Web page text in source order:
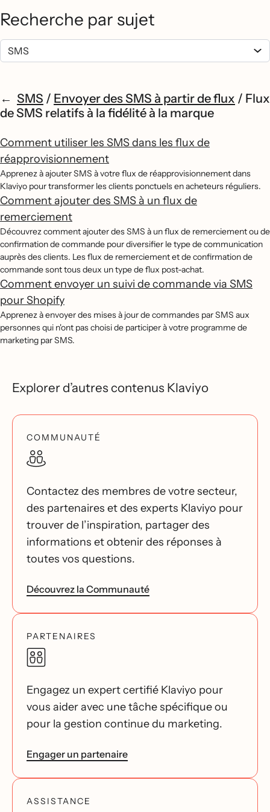
Recherche par sujet
SMS / Envoyer des SMS à partir de flux / Flux
de SMS relatifs à la fidélité à la marque
Comment utiliser les SMS dans les flux de
réapprovisionnement
Apprenez à ajouter SMS à votre flux de réapprovisionnement dans
Klaviyo pour transformer les clients ponctuels en acheteurs réguliers.
Comment ajouter des SMS à un flux de
remerciement
Découvrez comment ajouter des SMS à un flux de remerciement ou de
confirmation de commande pour diversifier le type de communication
auprès des clients. Les flux de remerciement et de confirmation de
commande sont tous deux un type de flux post-achat.
Comment envoyer un suivi de commande via SMS
pour Shopify
Apprenez à envoyer des mises à jour de commandes par SMS aux
personnes qui n'ont pas choisi de participer à votre programme de
marketing par SMS.
Explorer d’autres contenus Klaviyo
COMMUNAUTÉ
Contactez des membres de votre secteur,
des partenaires et des experts Klaviyo pour
trouver de l’inspiration, partager des
informations et obtenir des réponses à
toutes vos questions.
Découvrez la Communauté
PARTENAIRES
Engagez un expert certifié Klaviyo pour
vous aider avec une tâche spécifique ou
pour la gestion continue du marketing.
Engager un partenaire
ASSISTANCE